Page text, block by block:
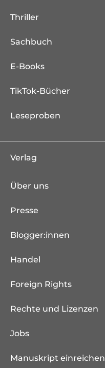
Thriller
Sachbuch
E-Books
TikTok-Bücher
Leseproben
Verlag
Über uns
Presse
Blogger:innen
Handel
Foreign Rights
Rechte und Lizenzen
Jobs
Manuskript einreichen